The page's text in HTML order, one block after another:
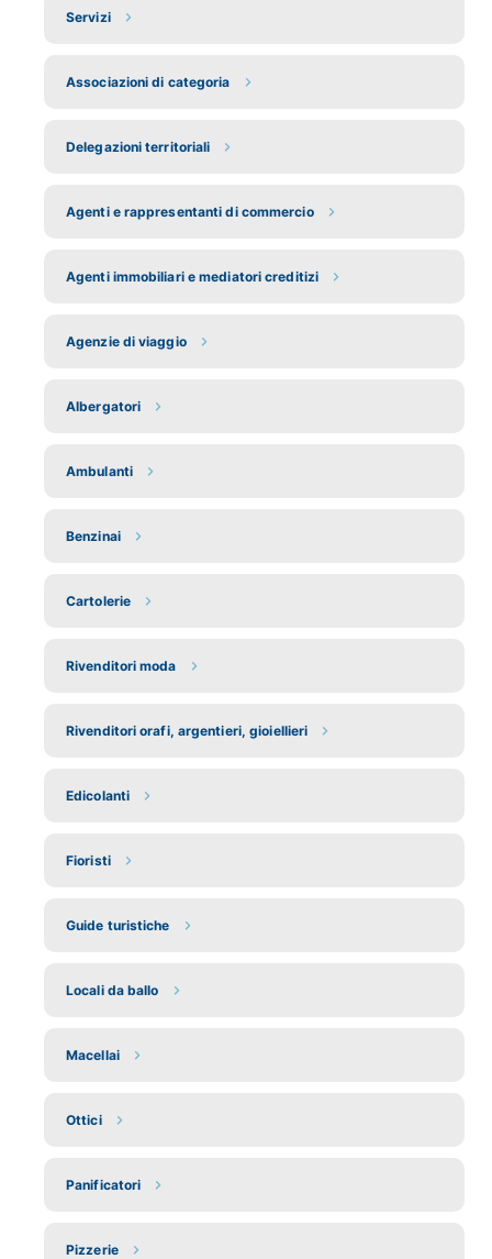
Servizi
Associazioni di categoria
Delegazioni territoriali
Agenti e rappresentanti di commercio
Agenti immobiliari e mediatori creditizi
Agenzie di viaggio
Albergatori
Ambulanti
Benzinai
Cartolerie
Rivenditori moda
Rivenditori orafi, argentieri, gioiellieri
Edicolanti
Fioristi
Guide turistiche
Locali da ballo
Macellai
Ottici
Panificatori
Pizzerie